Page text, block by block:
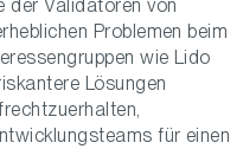
der Validatoren von
Problemen beim
wie Lido
Lösungen
für einen